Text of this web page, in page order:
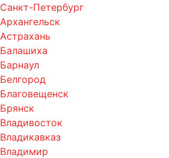
Санкт-Петербург
Архангельск
Астрахань
Балашиха
Барнаул
Белгород
Благовещенск
Брянск
Владивосток
Владикавказ
Владимир